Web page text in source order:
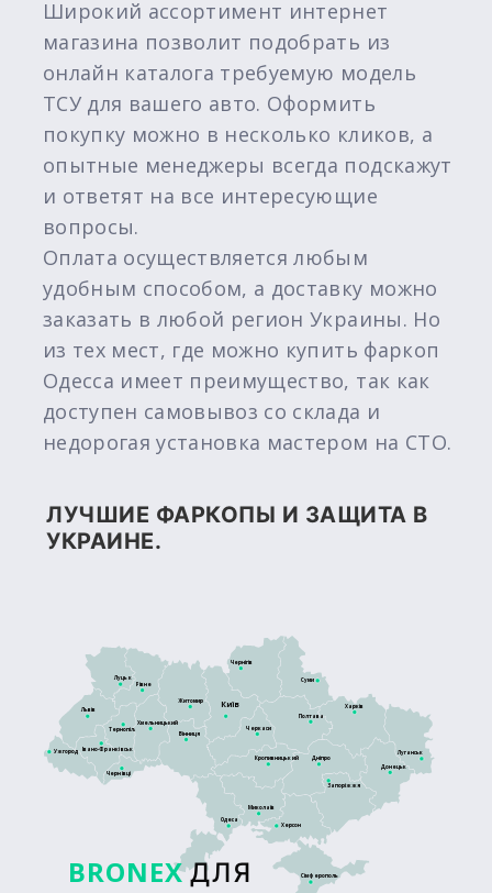
Широкий ассортимент интернет
магазина позволит подобрать из
онлайн каталога требуемую модель
ТСУ для вашего авто. Оформить
покупку можно в несколько кликов, а
опытные менеджеры всегда подскажут
и ответят на все интересующие
вопросы.
Оплата осуществляется любым
удобным способом, а доставку можно
заказать в любой регион Украины. Но
из тех мест, где можно купить фаркоп
Одесса имеет преимущество, так как
доступен самовывоз со склада и
недорогая установка мастером на СТО.
ЛУЧШИЕ ФАРКОПЫ И ЗАЩИТА В
УКРАИНЕ.
BRONEX ДЛЯ
Сімферополь
Луцьк
Київ
Житомир
Тернопіль
Рівне
Львів
Дніпро
Кропивницький
Харків
Полтава
Черкаси
Суми
Чернігів
Запоріжжя
Херсон
Донецьк
Луганськ
Ужгород
Чернівці
Вінниця
Хмельницький
Івано-Франківськ
Миколаїв
Одеса